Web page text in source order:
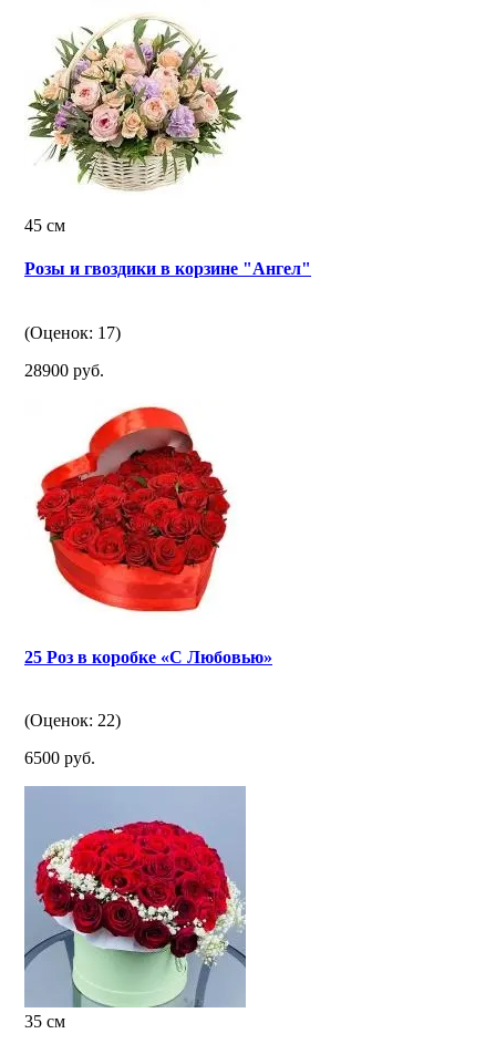
45 см
Розы и гвоздики в корзине "Ангел"
(Оценок: 17)
28900 руб.
25 Роз в коробке «С Любовью»
(Оценок: 22)
6500 руб.
35 см